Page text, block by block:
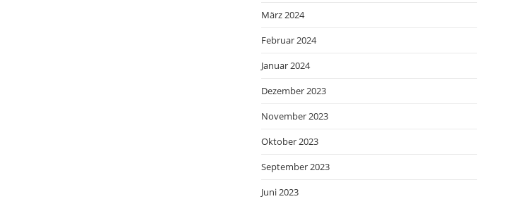
März 2024
Februar 2024
Januar 2024
Dezember 2023
November 2023
Oktober 2023
September 2023
Juni 2023